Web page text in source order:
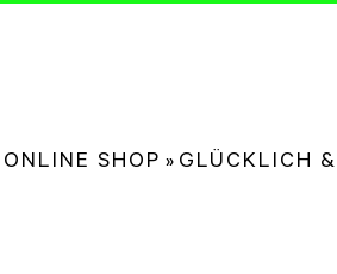
SHOP » GLÜCKLICH